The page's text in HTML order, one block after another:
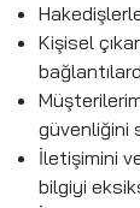
Kişisel
güvenliğini
İletişimini
bilgiyi